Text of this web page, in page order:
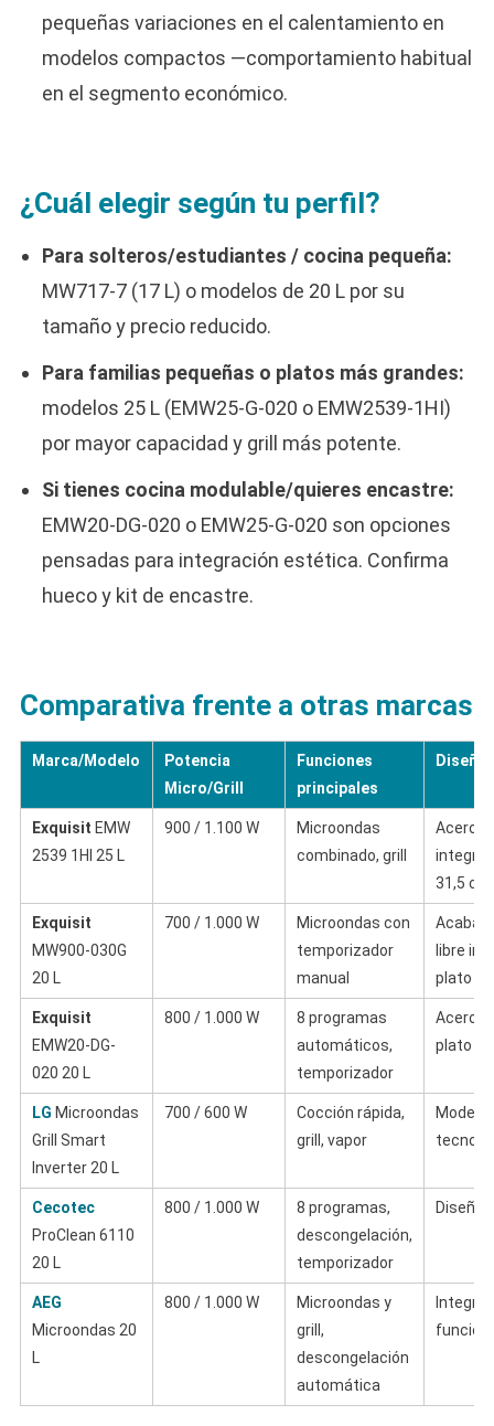
pequeñas variaciones en el calentamiento en
modelos compactos —comportamiento habitual
en el segmento económico.
¿Cuál elegir según tu perfil?
Para solteros/estudiantes / cocina pequeña:
MW717-7 (17 L) o modelos de 20 L por su
tamaño y precio reducido.
Para familias pequeñas o platos más grandes:
modelos 25 L (EMW25-G-020 o EMW2539-1HI)
por mayor capacidad y grill más potente.
Si tienes cocina modulable/quieres encastre:
EMW20-DG-020 o EMW25-G-020 son opciones
pensadas para integración estética. Confirma
hueco y kit de encastre.
Comparativa frente a otras marcas
Marca/Modelo
Potencia
Micro/Grill
Funciones
principales
Exquisit EMW
2539 1HI 25 L
900 / 1.100 W
Microondas
combinado, grill
Acero
31,5 cm
Exquisit
MW900-030G
20 L
700 / 1.000 W
Microondas con
temporizador
manual
libre
plato
Exquisit
EMW20-DG-
020 20 L
800 / 1.000 W
8 programas
automáticos,
temporizador
Acero
plato
LG Microondas
Grill Smart
Inverter 20 L
700 / 600 W
Cocción rápida,
grill, vapor
Cecotec
ProClean 6110
20 L
800 / 1.000 W
8 programas,
descongelación,
temporizador
Diseño
AEG
Microondas 20
L
800 / 1.000 W
Microondas y
grill,
descongelación
automática